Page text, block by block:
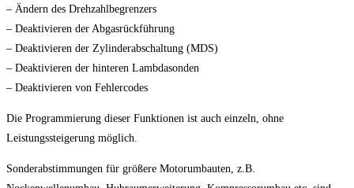
– Ändern des Drehzahlbegrenzers
– Deaktivieren der Abgasrückführung
– Deaktivieren der Zylinderabschaltung (MDS)
– Deaktivieren der hinteren Lambdasonden
– Deaktivieren von Fehlercodes
Die Programmierung dieser Funktionen ist auch einzeln, ohne
Leistungssteigerung möglich.
Sonderabstimmungen für größere Motorumbauten, z.B.